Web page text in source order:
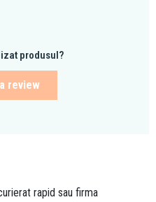
produsul?
review
rapid sau firma